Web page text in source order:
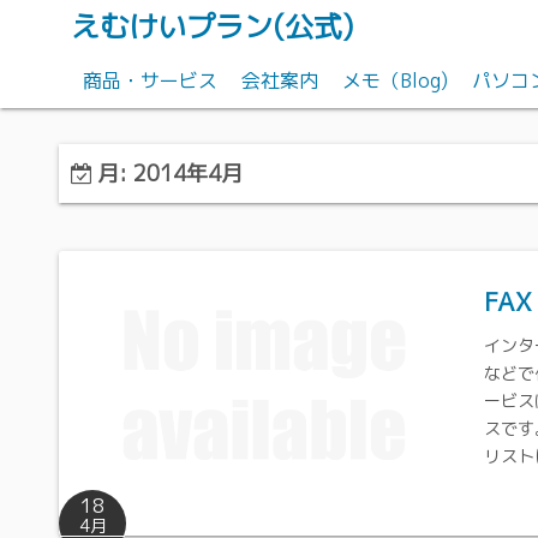
えむけいプラン(公式)
商品・サービス
パソコンサポート
会社案内 メモ（Blog) パソコ
月: 2014年4月
18
4月
イン
など
ービ
スで
リス